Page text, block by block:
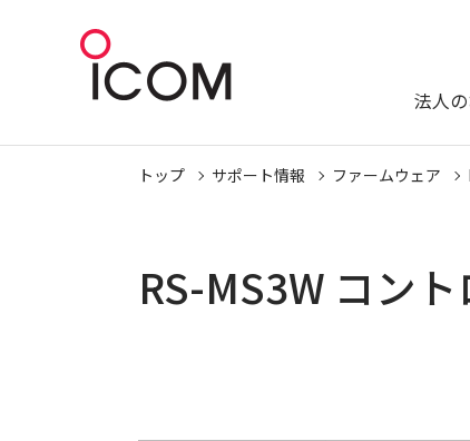
法人
トップ サポート情報 ファームウェア
RS-MS3W コン